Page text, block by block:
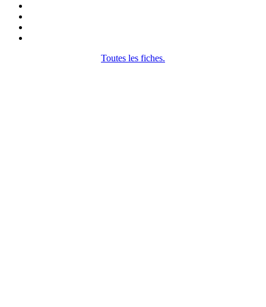
Toutes les fiches.